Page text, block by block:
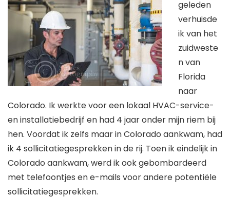
geleden
verhuisde
ik van het
zuidweste
n van
Florida
naar
Colorado. Ik werkte voor een lokaal HVAC-service-
en installatiebedrijf en had 4 jaar onder mijn riem bij
hen. Voordat ik zelfs maar in Colorado aankwam, had
ik 4 sollicitatiegesprekken in de rij. Toen ik eindelijk in
Colorado aankwam, werd ik ook gebombardeerd
met telefoontjes en e-mails voor andere potentiële
sollicitatiegesprekken.